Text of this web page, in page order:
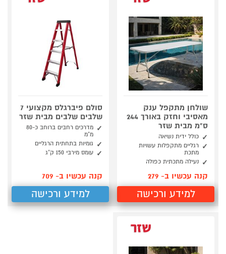
שולחן מתקפל ענק
מאסיבי וחזק באורך 244
ס"מ מבית שזר
כולל ידית נשיאה
רגליים מתקפלות עשויות
מתכת
נעילה מתכתית כפולה
קנה עכשיו ב- 279
למידע ורכישה
סולם פיברגלס מקצועי 7
שלבים שלבים מבית שזר
מדרכים רחבים ברוחב כ-80
מ”מ
גומיות בתחתית הרגליים
עומס מירבי 150 ק”ג
קנה עכשיו ב- 709
למידע ורכישה